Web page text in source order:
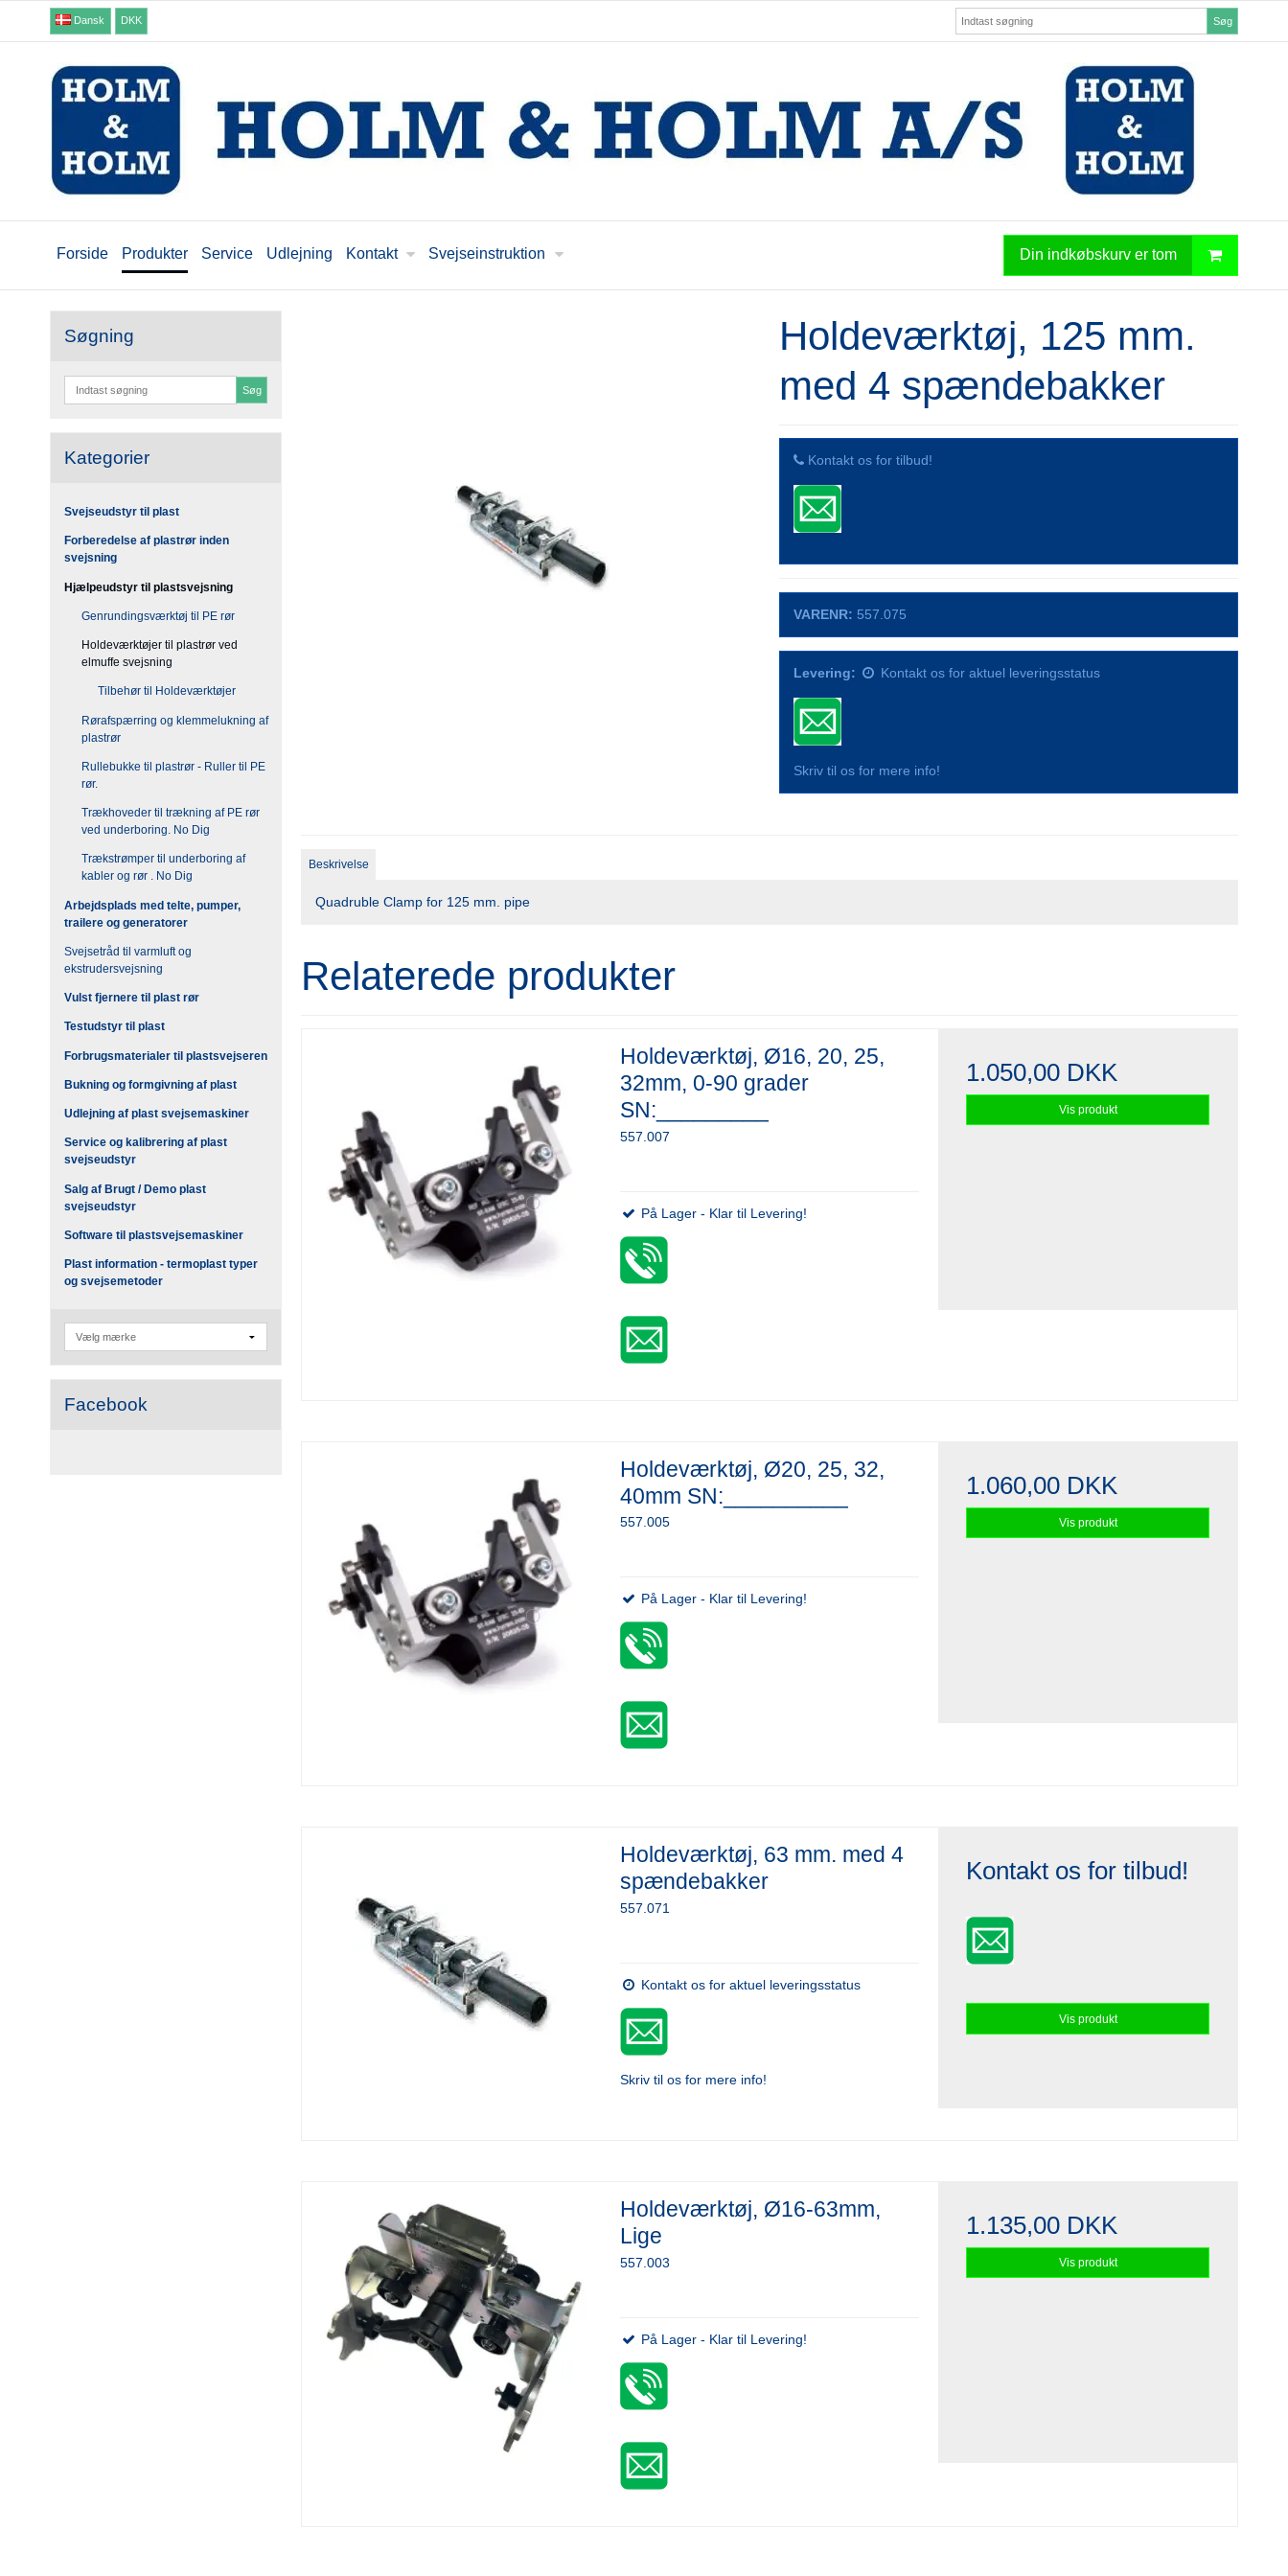
Dansk DKK Søg
Forside Produkter Service Udlejning Kontakt Svejseinstruktion Din indkøbskurv er tom
Søgning
Søg
Kategorier
Svejseudstyr til plast
Forberedelse af plastrør inden
svejsning
Hjælpeudstyr til plastsvejsning
Genrundingsværktøj til PE rør
Holdeværktøjer til plastrør ved
elmuffe svejsning
Tilbehør til Holdeværktøjer
Rørafspærring og klemmelukning af
plastrør
Rullebukke til plastrør - Ruller til PE
rør.
Trækhoveder til trækning af PE rør
ved underboring. No Dig
Trækstrømper til underboring af
kabler og rør . No Dig
Arbejdsplads med telte, pumper,
trailere og generatorer
Svejsetråd til varmluft og
ekstrudersvejsning
Vulst fjernere til plast rør
Testudstyr til plast
Forbrugsmaterialer til plastsvejseren
Bukning og formgivning af plast
Udlejning af plast svejsemaskiner
Service og kalibrering af plast
svejseudstyr
Salg af Brugt / Demo plast
svejseudstyr
Software til plastsvejsemaskiner
Plast information - termoplast typer
og svejsemetoder
Facebook
Holdeværktøj, 125 mm.
med 4 spændebakker
Kontakt os for tilbud!
VARENR: 557.075
Levering: Kontakt os for aktuel leveringsstatus
Skriv til os for mere info!
Beskrivelse
Quadruble Clamp for 125 mm. pipe
Relaterede produkter
Holdeværktøj, Ø16, 20, 25,
32mm, 0-90 grader
SN:_________
557.007
På Lager - Klar til Levering!
1.050,00 DKK
Vis produkt
Holdeværktøj, Ø20, 25, 32,
40mm SN:__________
557.005
På Lager - Klar til Levering!
1.060,00 DKK
Vis produkt
Holdeværktøj, 63 mm. med 4
spændebakker
557.071
Kontakt os for aktuel leveringsstatus
Skriv til os for mere info!
Kontakt os for tilbud!
Vis produkt
Holdeværktøj, Ø16-63mm,
Lige
557.003
På Lager - Klar til Levering!
1.135,00 DKK
Vis produkt